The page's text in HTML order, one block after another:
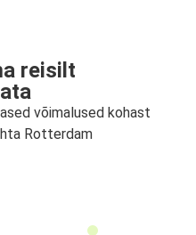
reisilt
võimalused kohast
Rotterdam